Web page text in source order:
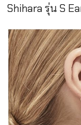
Shihara รุ่น S